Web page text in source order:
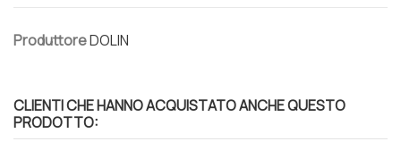
ProduttoreDOLIN
CLIENTI CHE HANNO ACQUISTATO ANCHE QUESTO
PRODOTTO: